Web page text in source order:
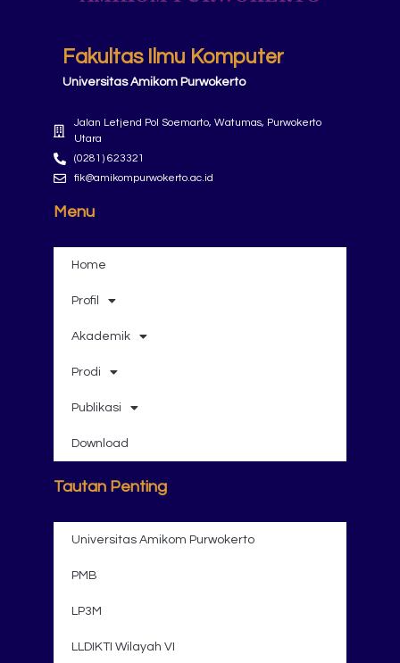
Fakultas Ilmu Komputer
Universitas Amikom Purwokerto
Jalan Letjend Pol Soemarto, Watumas, Purwokerto
Utara
(0281) 623321
fik@amikompurwokerto.ac.id
Menu
Home
Profil
Akademik
Prodi
Publikasi
Download
Tautan Penting
Universitas Amikom Purwokerto
PMB
LP3M
LLDIKTI Wilayah VI